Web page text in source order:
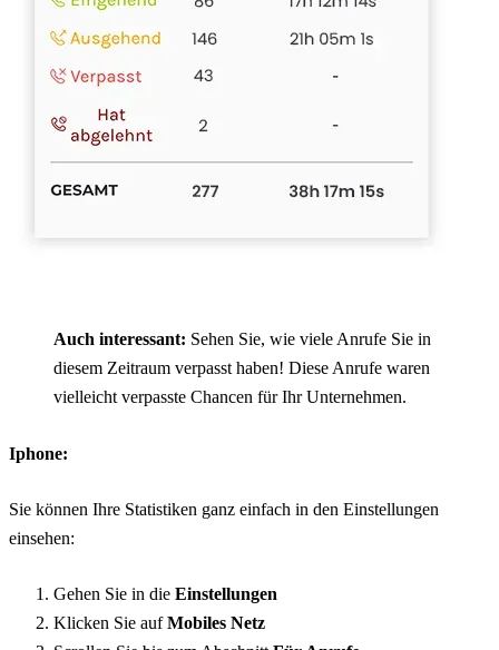
Auch interessant: Sehen Sie, wie viele Anrufe Sie in
diesem Zeitraum verpasst haben! Diese Anrufe waren
vielleicht verpasste Chancen für Ihr Unternehmen.
Iphone:
Sie können Ihre Statistiken ganz einfach in den Einstellungen
einsehen:
Gehen Sie in die Einstellungen
Klicken Sie aufMobiles Netz